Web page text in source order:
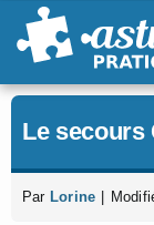
Passer
au
Le secours
Par Lorine